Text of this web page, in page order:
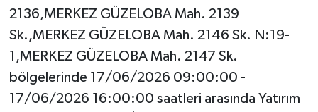
2136,MERKEZ GÜZELOBA Mah. 2139
Sk.,MERKEZ GÜZELOBA Mah. 2146 Sk. N:19-
1,MERKEZ GÜZELOBA Mah. 2147 Sk.
bölgelerinde 17/06/2026 09:00:00 -
17/06/2026 16:00:00 saatleri arasında Yatırım